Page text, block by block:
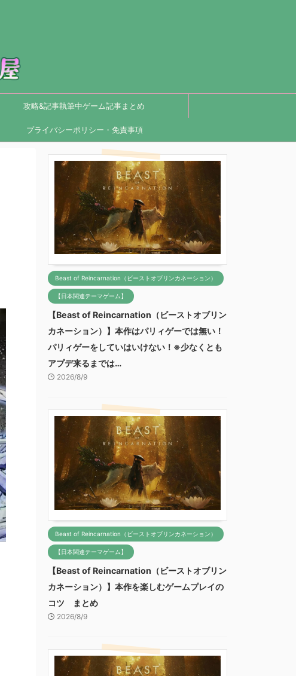
攻略&記事執筆中ゲーム記事まとめ
プライバシーポリシー・免責事項
Beast of Reincarnation（ビーストオブリンカネーション）
【日本関連テーマゲーム】
【Beast of Reincarnation（ビーストオブリン
カネーション）】本作はパリィゲーでは無い！
パリィゲーをしていはいけない！※少なくとも
アプデ来るまでは…
2026/8/9
Beast of Reincarnation（ビーストオブリンカネーション）
【日本関連テーマゲーム】
【Beast of Reincarnation（ビーストオブリン
カネーション）】本作を楽しむゲームプレイの
コツ まとめ
2026/8/9